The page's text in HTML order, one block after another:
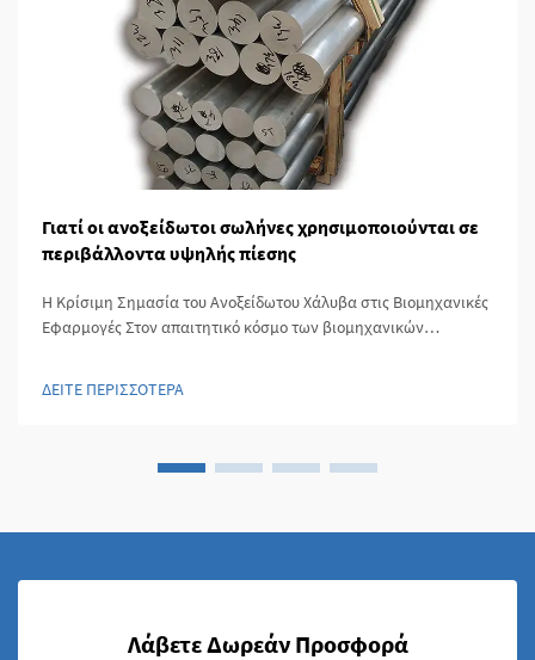
Γιατί οι ανοξείδωτοι σωλήνες χρησιμοποιούνται σε
περιβάλλοντα υψηλής πίεσης
Η Κρίσιμη Σημασία του Ανοξείδωτου Χάλυβα στις Βιομηχανικές
Εφαρμογές Στον απαιτητικό κόσμο των βιομηχανικών
σωλήνες έχουν εμφανιστεί ως οι συν...
ΔΕΙΤΕ ΠΕΡΙΣΣΟΤΕΡΑ
Λάβετε Δωρεάν Προσφορά